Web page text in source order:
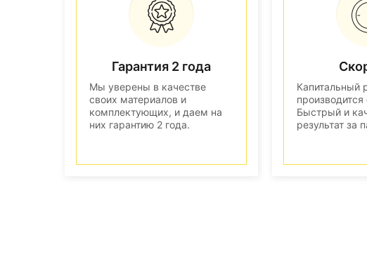
Гарантия 2 года
Мы уверены в качестве
своих материалов и
комплектующих, и даем на
них гарантию 2 года.
Капитальный
Быстрый и
результат за